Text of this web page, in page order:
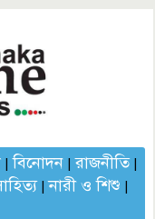
|বিনোদন|রাজনীতি|
|নারী ও শিশু |